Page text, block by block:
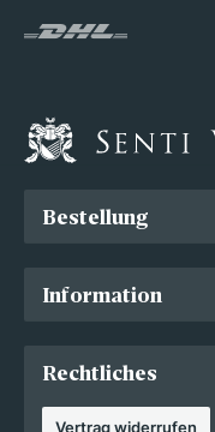
Bestellung
Information
Rechtliches
Vertrag widerrufen